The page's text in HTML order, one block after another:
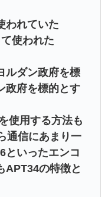
われていた
使われた
ルダン政府を標
政府を標的とす
使用する方法も
通信にあまり一
といったエンコ
APT34の特徴と